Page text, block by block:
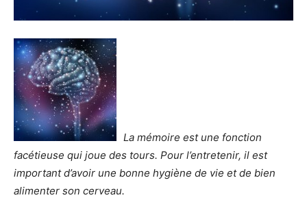
La mémoire est une fonction
facétieuse qui joue des tours. Pour l’entretenir, il est
important d’avoir une bonne hygiène de vie et de bien
alimenter son cerveau.